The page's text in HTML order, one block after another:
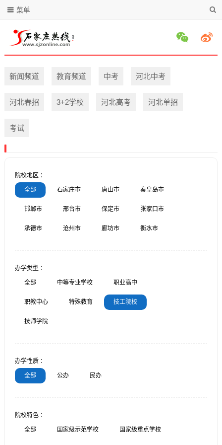
菜单
新闻频道 教育频道 中考 河北中考
河北春招 3+2学校 河北高考 河北单招
考试
院校地区 ：
全部 石家庄市 唐山市 秦皇岛市
邯郸市 邢台市 保定市 张家口市
承德市 沧州市 廊坊市 衡水市
办学类型 ：
全部 中等专业学校 职业高中
职教中心 特殊教育 技工院校
技师学院
办学性质 ：
全部 公办 民办
院校特色 ：
全部 国家级示范学校 国家级重点学校